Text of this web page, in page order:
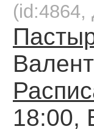
(id:4864,
18:00,